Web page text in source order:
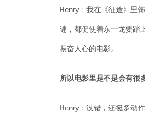
Henry：我在《征途》里
谜，都促使着东一龙要踏
振奋人心的电影。
所以电影里是不是会有很
Henry：没错，还挺多动